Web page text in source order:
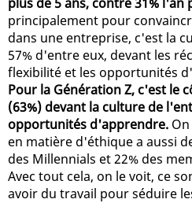
principalement pour
dans une entreprise, c'est la
57% d'entre eux, devant les
flexibilité et les opportunités
Pour la Génération Z, c'est le
(63%) devant la culture de
opportunités d'apprendre.
en matière d'éthique a aussi
des Millennials et 22% des
Avec tout cela, on le voit, ce
avoir du travail pour séduire